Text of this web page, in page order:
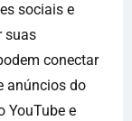
sociais e
suas
conectar
anúncios do
YouTube e